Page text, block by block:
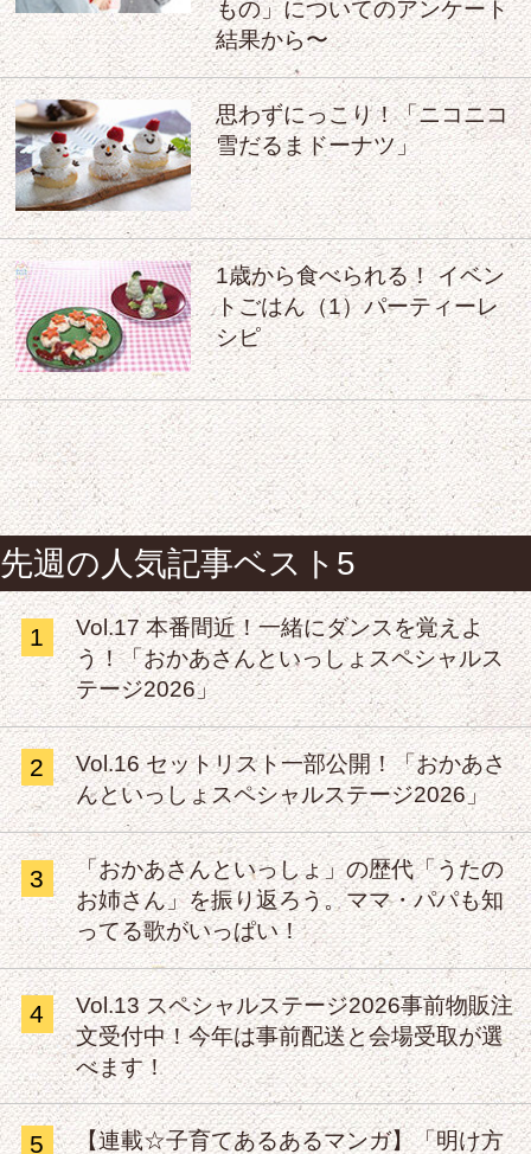
もの」についてのアンケート
結果から〜
思わずにっこり！「ニコニコ
雪だるまドーナツ」
1歳から食べられる！ イベン
トごはん（1）パーティーレ
シピ
先週の人気記事ベスト5
1
Vol.17 本番間近！一緒にダンスを覚えよ
う！「おかあさんといっしょスペシャルス
テージ2026」
2
Vol.16 セットリスト一部公開！「おかあさ
んといっしょスペシャルステージ2026」
3
「おかあさんといっしょ」の歴代「うたの
お姉さん」を振り返ろう。ママ・パパも知
ってる歌がいっぱい！
4
Vol.13 スペシャルステージ2026事前物販注
文受付中！今年は事前配送と会場受取が選
べます！
5
【連載☆子育てあるあるマンガ】「明け方